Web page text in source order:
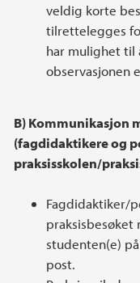
veldig korte
tilrettelegges
har mulighet til
observasjonen
B) Kommunikasjon
(fagdidaktikere og
praksisskolen/
Fagdidaktiker/
praksisbesøket
studenten(e)
post.